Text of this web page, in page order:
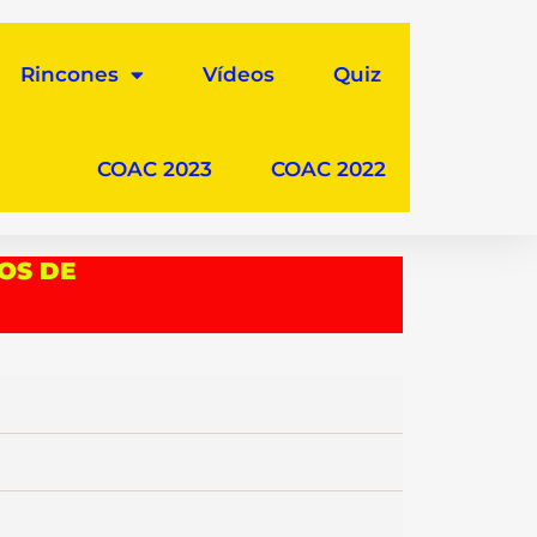
Rincones Vídeos Quiz
COAC 2023 COAC 2022
DE